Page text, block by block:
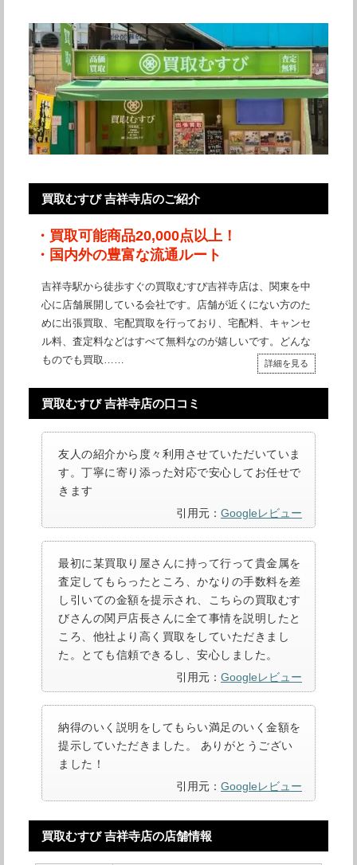
買取むすび 吉祥寺店のご紹介
・買取可能商品20,000点以上！
・国内外の豊富な流通ルート
吉祥寺駅から徒歩すぐの買取むすび吉祥寺店は、関東を中
心に店舗展開している会社です。店舗が近くにない方のた
めに出張買取、宅配買取を行っており、宅配料、キャンセ
ル料、査定料などはすべて無料なのが嬉しいです。どんな
ものでも買取……
詳細を見る
買取むすび 吉祥寺店の口コミ
友人の紹介から度々利用させていただいていま
す。丁寧に寄り添った対応で安心してお任せで
きます
引用元： Googleレビュー
最初に某買取り屋さんに持って行って貴金属を
査定してもらったところ、かなりの手数料を差
し引いての金額を提示され、こちらの買取むす
びさんの関戸店長さんに全て事情を説明したと
ころ、他社より高く買取をしていただきまし
た。とても信頼できるし、安心しました。
引用元： Googleレビュー
納得のいく説明をしてもらい満足のいく金額を
提示していただきました。 ありがとうござい
ました！
引用元： Googleレビュー
買取むすび 吉祥寺店の店舗情報